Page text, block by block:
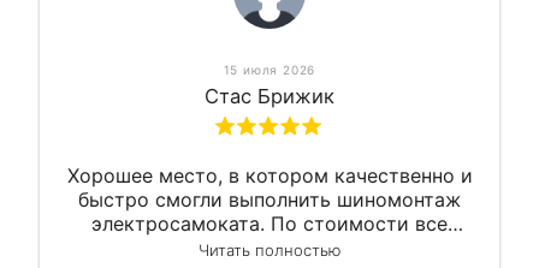
15 июля 2026
Стас Брижик
Хорошее место, в котором качественно и
быстро смогли выполнить шиномонтаж
электросамоката. По стоимости все
вышло вообще приемлемо хочу сказать.
Читать полностью